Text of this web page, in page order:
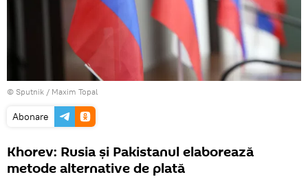
© Sputnik / Maxim Topal
Abonare
Khorev: Rusia și Pakistanul elaborează
metode alternative de plată